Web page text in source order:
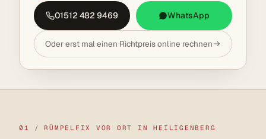
01512 482 9469
WhatsApp
Oder erst mal einen Richtpreis online rechnen
01 / RÜMPELFIX VOR ORT IN HEILIGENBERG